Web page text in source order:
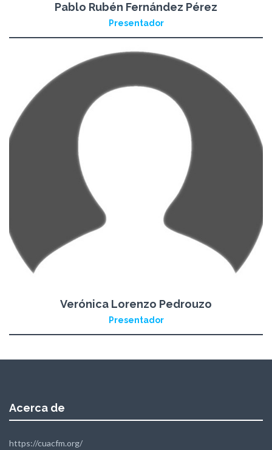
Pablo Rubén Fernández Pérez
Presentador
Verónica Lorenzo Pedrouzo
Presentador
Acerca de
https://cuacfm.org/